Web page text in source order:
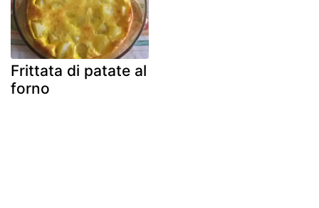
Frittata di patate al
forno